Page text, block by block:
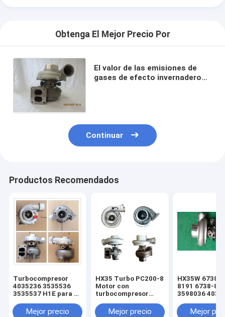
Obtenga El Mejor Precio Por
El valor de las emisiones de
gases de efecto invernadero
Continuar
Productos Recomendados
Turbocompresor
4035236 3535536
3535537 H1E para el
Excavadora para la
Mejor precio
HX35 Turbo PC200-8
Motor con
turbocompresor
para el 6754-82-
Mejor precio
HX35W 6738-
8191 6738-
3598036
turboMejor